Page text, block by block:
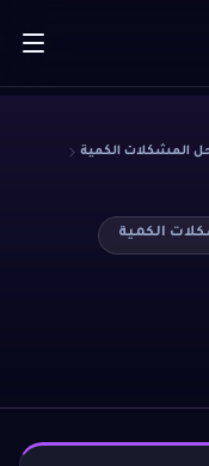
المشكلات الكمية
الكمية